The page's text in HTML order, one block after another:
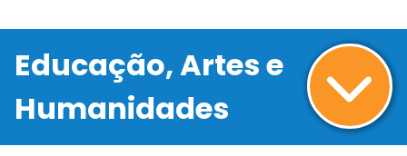
Educação, Artes e
Humanidades